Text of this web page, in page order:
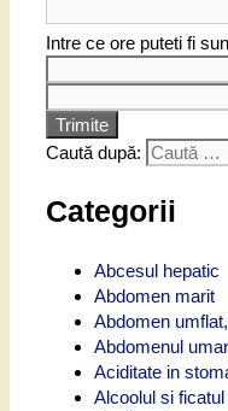
Intre ce ore puteti fi
Trimite
Caută după:
Categorii
Abcesul hepatic
Abdomen marit
Abdomen
Abdomenul
Aciditate in
Alcoolul si ficatul